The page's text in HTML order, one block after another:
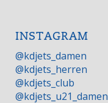
INSTAGRAM
@kdjets_damen
@kdjets_herren
@kdjets_club
@kdjets_u21_damen